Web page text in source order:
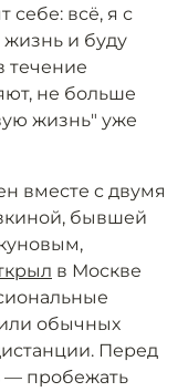
себе: всё, я с
и буду
течение
не больше
жизнь" уже
вместе c двумя
бывшей
в Москве
обычных
Перед
— пробежать